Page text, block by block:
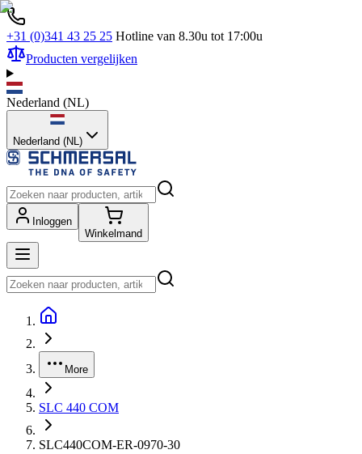
+31 (0)341 43 25 25 Hotline van 8.30u tot 17:00u
Producten vergelijken
Nederland (NL)
Nederland (NL)
Inloggen
Winkelmand
More
SLC 440 COM
SLC440COM-ER-0970-30